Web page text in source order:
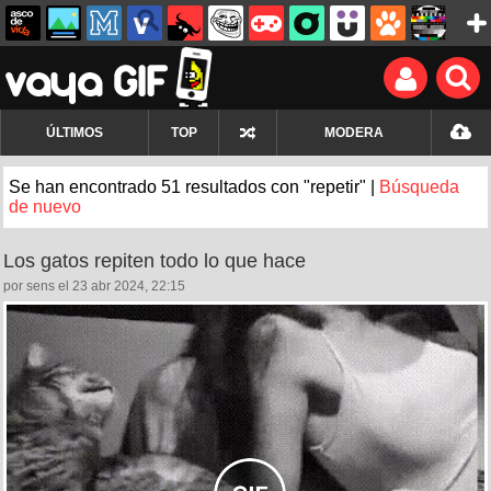
ÚLTIMOS TOP MODERA
Se han encontrado 51 resultados con "repetir" |
Búsqueda
de nuevo
Los gatos repiten todo lo que hace
por sens el 23 abr 2024, 22:15